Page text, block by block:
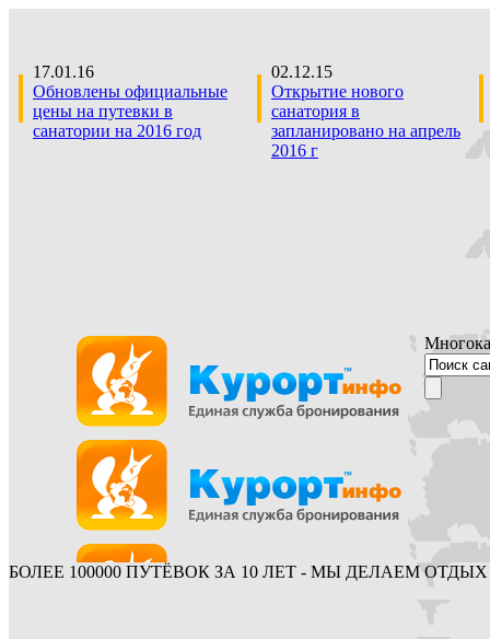
17.01.16
Обновлены официальные
цены на путевки в
санатории на 2016 год
02.12.15
Открытие нового
санатория в
запланировано на апрель
2016 г
БОЛЕЕ 100000 ПУТЁВОК ЗА 10 ЛЕТ - МЫ ДЕЛАЕМ ОТДЫХ